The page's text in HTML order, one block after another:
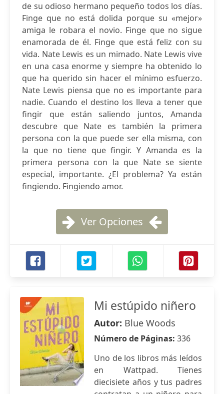
de su odioso hermano pequeño todos los días.
Finge que no está dolida porque su «mejor»
amiga le robara el novio. Finge que no sigue
enamorada de él. Finge que está feliz con su
vida. Nate Lewis es un mimado. Nate Lewis vive
en una casa enorme y siempre ha obtenido lo
que ha querido sin hacer el mínimo esfuerzo.
Nate Lewis piensa que no es importante para
nadie. Cuando el destino los lleva a tener que
fingir que están saliendo juntos, Amanda
descubre que Nate es también la primera
persona con la que puede ser ella misma, con
la que no tiene que fingir. Y Amanda es la
primera persona con la que Nate se siente
especial, importante. ¿El problema? Ya están
fingiendo. Fingiendo amor.
Ver Opciones
Mi estúpido niñero
Autor: Blue Woods
Número de Páginas: 336
Uno de los libros más leídos
en Wattpad. Tienes
diecisiete años y tus padres